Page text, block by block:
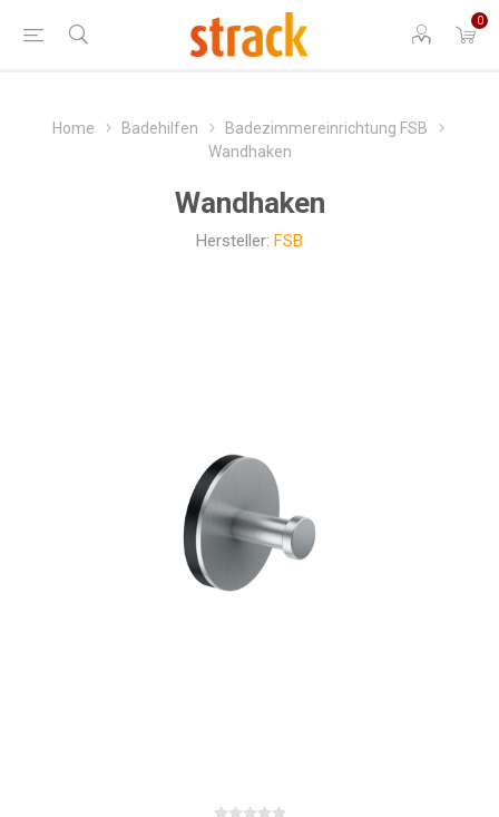
0
Home Badehilfen
Badezimmereinrichtung FSB
Wandhaken
Wandhaken
Hersteller: FSB